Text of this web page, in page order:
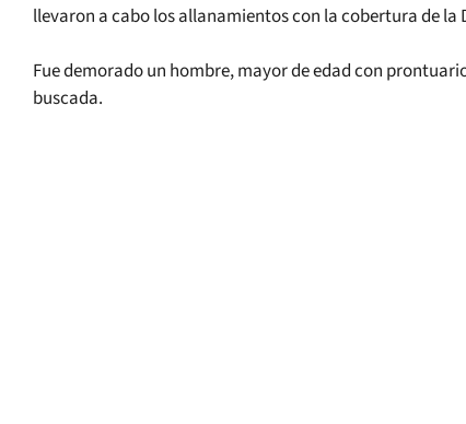
llevaron a cabo los allanamientos con la cobertura de la
Fue demorado un hombre, mayor de edad con
buscada.